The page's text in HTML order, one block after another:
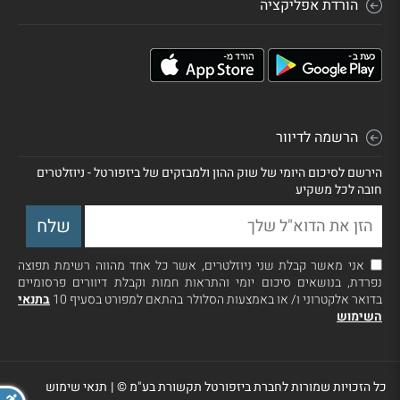
הורדת אפליקציה
הרשמה לדיוור
הירשם לסיכום היומי של שוק ההון ולמבזקים של ביזפורטל - ניוזלטרים
חובה לכל משקיע
אני מאשר קבלת שני ניוזלטרים, אשר כל אחד מהווה רשימת תפוצה
נפרדת, בנושאים סיכום יומי והתראות חמות וקבלת דיוורים פרסומיים
בדואר אלקטרוני ו/ או באמצעות הסלולר בהתאם למפורט בסעיף 10
בתנאי
השימוש
כל הזכויות שמורות לחברת ביזפורטל תקשורת בע"מ ©| תנאי שימוש